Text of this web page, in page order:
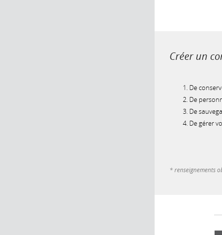
Créer un
De
De
De
De gérer
* renseignements